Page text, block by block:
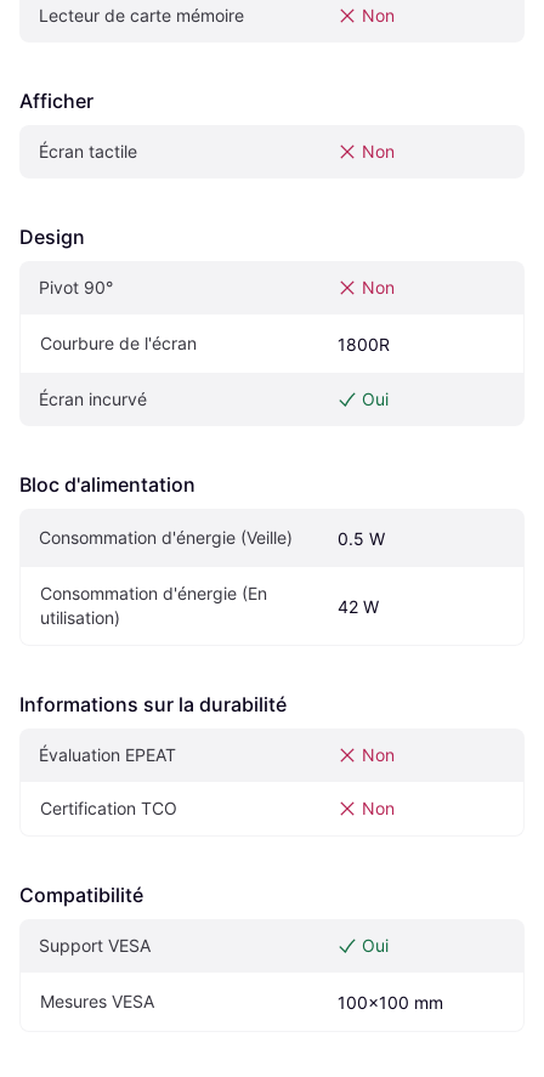
Lecteur de carte mémoire Non
Afficher
Écran tactile Non
Design
Pivot‎ 90°‎ Non
Courbure de l'écran 1800R
Écran incurvé Oui
Bloc d'alimentation
Consommation d'énergie (Veille) 0.5 W
Consommation d'énergie (En
utilisation)
42 W
Informations sur la durabilité
Évaluation EPEAT Non
Certification TCO Non
Compatibilité
Support VESA Oui
Mesures VESA 100x100 mm